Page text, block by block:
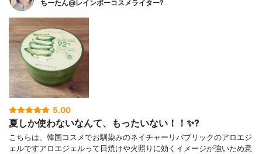
ちーたん@レインボーコスメライター?
5.00
夏しか使わないなんて、もったいない！！✨?
こちらは、韓国コスメでお馴染みのネイチャーリパブリックのアロエジ
ェルですアロエジェルって日焼けや火照りに効くイメージが強いため意